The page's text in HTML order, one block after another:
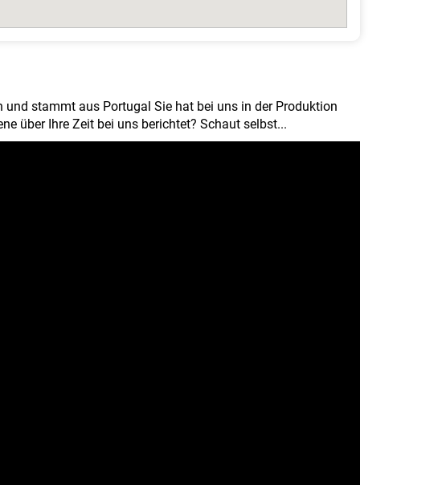
stammt aus Portugal Sie hat bei uns in der Produktion
über Ihre Zeit bei uns berichtet? Schaut selbst...